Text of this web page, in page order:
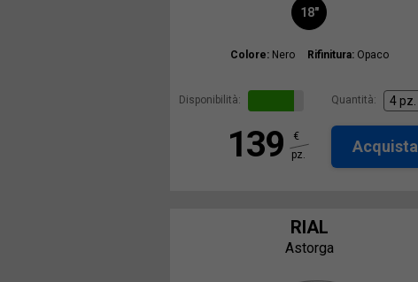
18"
Colore: Nero Rifinitura: Opaco
Disponibilità: Quantità:
139
€
pz.
Acquista
RIAL
Astorga